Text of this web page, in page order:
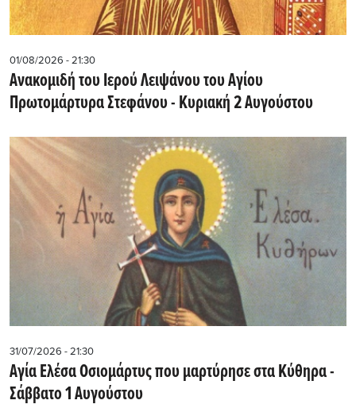
01/08/2026 - 21:30
Ανακομιδή του Ιερού Λειψάνου του Αγίου
Πρωτομάρτυρα Στεφάνου - Κυριακή 2 Αυγούστου
31/07/2026 - 21:30
Αγία Ελέσα Οσιομάρτυς που μαρτύρησε στα Κύθηρα -
Σάββατο 1 Αυγούστου